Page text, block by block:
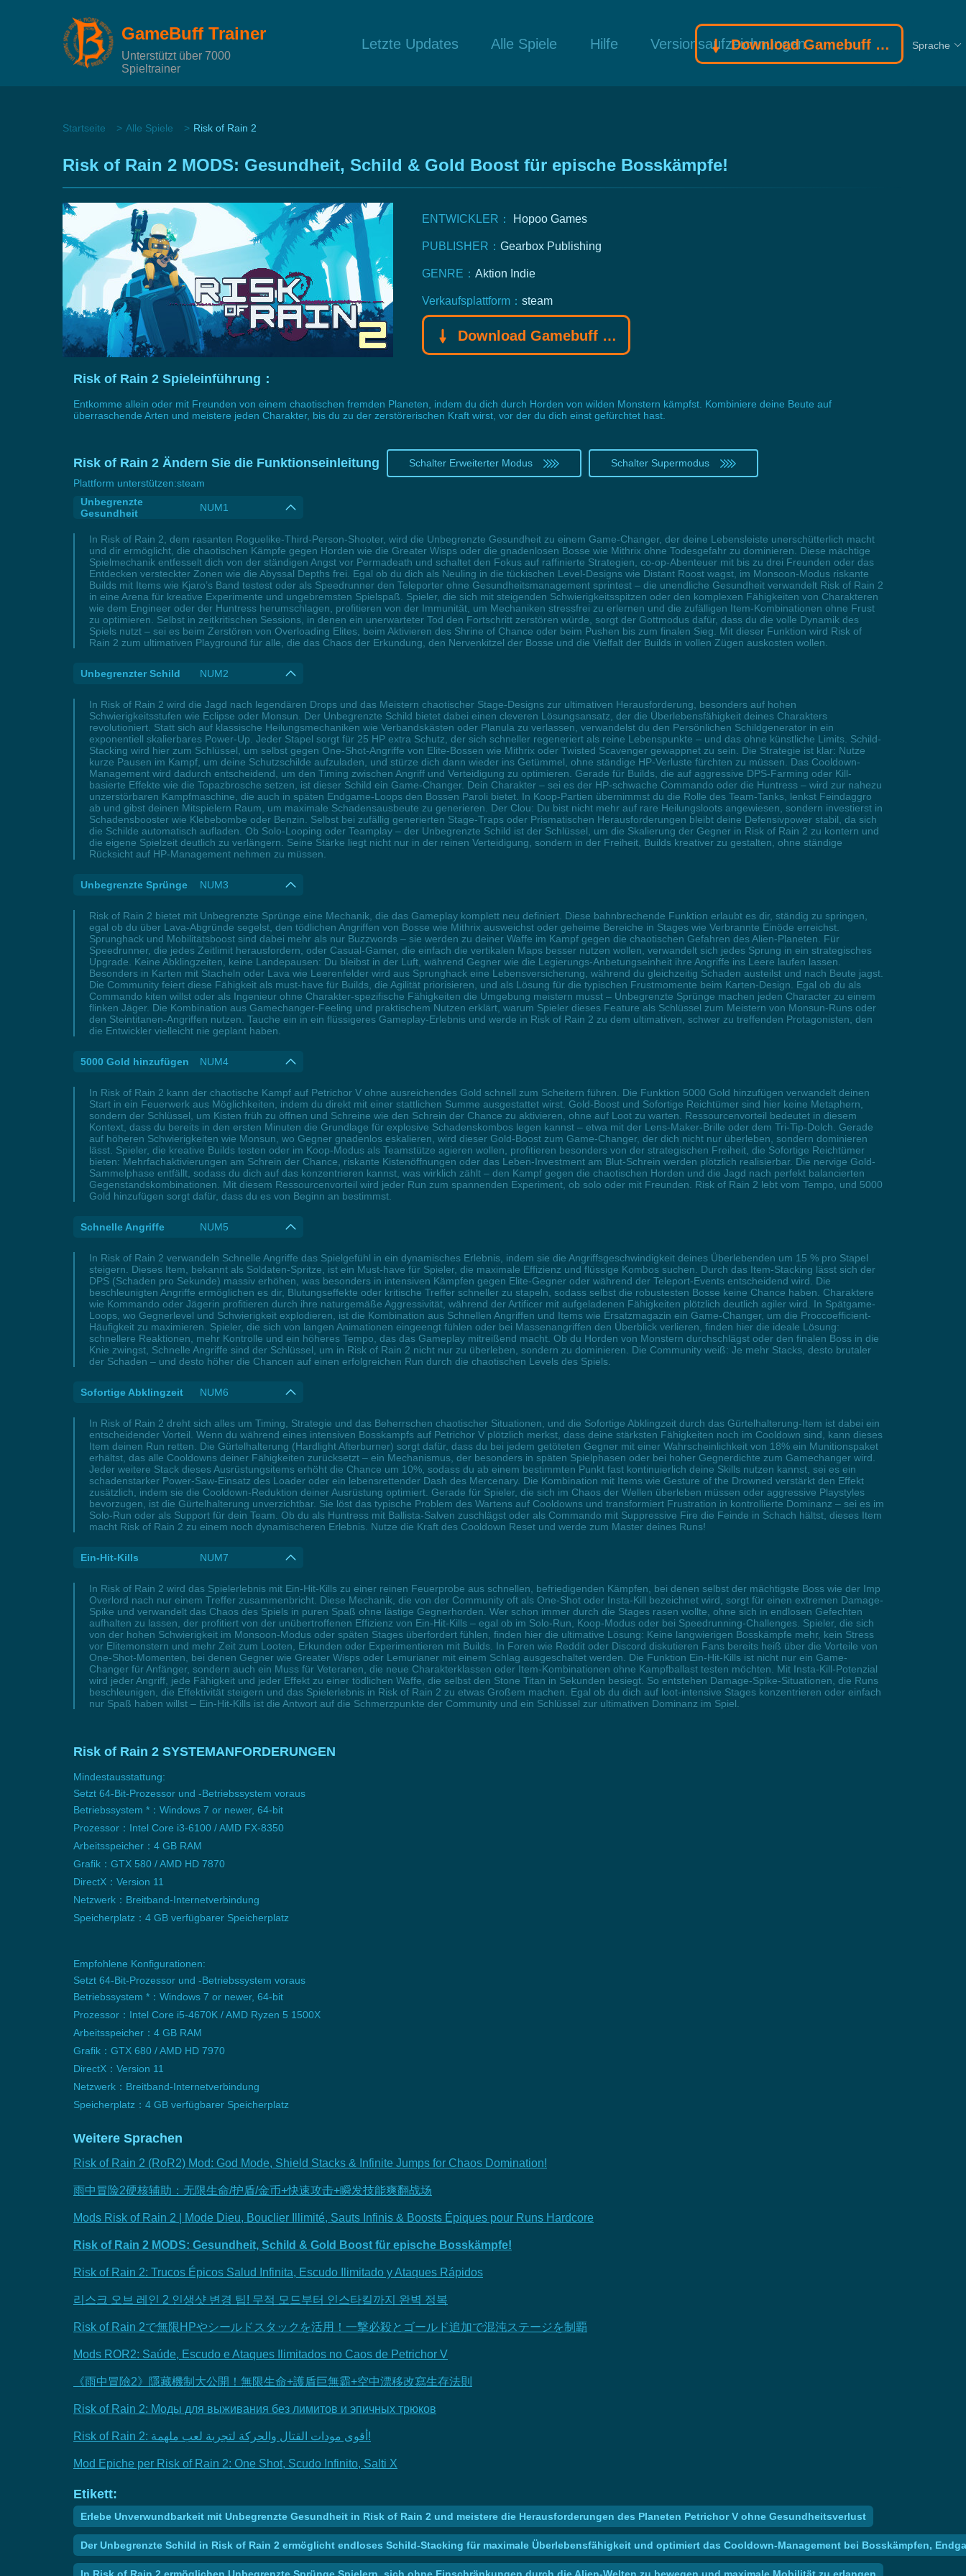
GameBuff Trainer
Unterstützt über 7000
Spieltrainer
Letzte Updates Alle Spiele Hilfe Versionsaufzeichnungen
Download Gamebuff Trainer Sprache
Startseite Alle Spiele Risk of Rain 2
Risk of Rain 2 MODS: Gesundheit, Schild & Gold Boost für epische Bosskämpfe!
ENTWICKLER： Hopoo Games
PUBLISHER： Gearbox Publishing
GENRE： Aktion Indie
Verkaufsplattform： steam
Download Gamebuff Trainer
Risk of Rain 2 Spieleinführung：
Entkomme allein oder mit Freunden von einem chaotischen fremden Planeten, indem du dich durch Horden von wilden Monstern kämpfst. Kombiniere deine Beute auf
überraschende Arten und meistere jeden Charakter, bis du zu der zerstörerischen Kraft wirst, vor der du dich einst gefürchtet hast.
Risk of Rain 2 Ändern Sie die Funktionseinleitung Schalter Erweiterter Modus
Schalter Supermodus
Plattform unterstützen:steam
Unbegrenzte
Gesundheit
NUM1
In Risk of Rain 2, dem rasanten Roguelike-Third-Person-Shooter, wird die Unbegrenzte Gesundheit zu einem Game-Changer, der deine Lebensleiste unerschütterlich macht
und dir ermöglicht, die chaotischen Kämpfe gegen Horden wie die Greater Wisps oder die gnadenlosen Bosse wie Mithrix ohne Todesgefahr zu dominieren. Diese mächtige
Spielmechanik entfesselt dich von der ständigen Angst vor Permadeath und schaltet den Fokus auf raffinierte Strategien, co-op-Abenteuer mit bis zu drei Freunden oder das
Entdecken versteckter Zonen wie die Abyssal Depths frei. Egal ob du dich als Neuling in die tückischen Level-Designs wie Distant Roost wagst, im Monsoon-Modus riskante
Builds mit Items wie Kjaro’s Band testest oder als Speedrunner den Teleporter ohne Gesundheitsmanagement sprintest – die unendliche Gesundheit verwandelt Risk of Rain 2
in eine Arena für kreative Experimente und ungebremsten Spielspaß. Spieler, die sich mit steigenden Schwierigkeitsspitzen oder den komplexen Fähigkeiten von Charakteren
wie dem Engineer oder der Huntress herumschlagen, profitieren von der Immunität, um Mechaniken stressfrei zu erlernen und die zufälligen Item-Kombinationen ohne Frust
zu optimieren. Selbst in zeitkritischen Sessions, in denen ein unerwarteter Tod den Fortschritt zerstören würde, sorgt der Gottmodus dafür, dass du die volle Dynamik des
Spiels nutzt – sei es beim Zerstören von Overloading Elites, beim Aktivieren des Shrine of Chance oder beim Pushen bis zum finalen Sieg. Mit dieser Funktion wird Risk of
Rain 2 zum ultimativen Playground für alle, die das Chaos der Erkundung, den Nervenkitzel der Bosse und die Vielfalt der Builds in vollen Zügen auskosten wollen.
Unbegrenzter Schild NUM2
In Risk of Rain 2 wird die Jagd nach legendären Drops und das Meistern chaotischer Stage-Designs zur ultimativen Herausforderung, besonders auf hohen
Schwierigkeitsstufen wie Eclipse oder Monsun. Der Unbegrenzte Schild bietet dabei einen cleveren Lösungsansatz, der die Überlebensfähigkeit deines Charakters
revolutioniert. Statt sich auf klassische Heilungsmechaniken wie Verbandskästen oder Planula zu verlassen, verwandelst du den Persönlichen Schildgenerator in ein
exponentiell skalierbares Power-Up. Jeder Stapel sorgt für 25 HP extra Schutz, der sich schneller regeneriert als reine Lebenspunkte – und das ohne künstliche Limits. Schild-
Stacking wird hier zum Schlüssel, um selbst gegen One-Shot-Angriffe von Elite-Bossen wie Mithrix oder Twisted Scavenger gewappnet zu sein. Die Strategie ist klar: Nutze
kurze Pausen im Kampf, um deine Schutzschilde aufzuladen, und stürze dich dann wieder ins Getümmel, ohne ständige HP-Verluste fürchten zu müssen. Das Cooldown-
Management wird dadurch entscheidend, um den Timing zwischen Angriff und Verteidigung zu optimieren. Gerade für Builds, die auf aggressive DPS-Farming oder Kill-
basierte Effekte wie die Topazbrosche setzen, ist dieser Schild ein Game-Changer. Dein Charakter – sei es der HP-schwache Commando oder die Huntress – wird zur nahezu
unzerstörbaren Kampfmaschine, die auch in späten Endgame-Loops den Bossen Paroli bietet. In Koop-Partien übernimmst du die Rolle des Team-Tanks, lenkst Feindaggro
ab und gibst deinen Mitspielern Raum, um maximale Schadensausbeute zu generieren. Der Clou: Du bist nicht mehr auf rare Heilungsloots angewiesen, sondern investierst in
Schadensbooster wie Klebebombe oder Benzin. Selbst bei zufällig generierten Stage-Traps oder Prismatischen Herausforderungen bleibt deine Defensivpower stabil, da sich
die Schilde automatisch aufladen. Ob Solo-Looping oder Teamplay – der Unbegrenzte Schild ist der Schlüssel, um die Skalierung der Gegner in Risk of Rain 2 zu kontern und
die eigene Spielzeit deutlich zu verlängern. Seine Stärke liegt nicht nur in der reinen Verteidigung, sondern in der Freiheit, Builds kreativer zu gestalten, ohne ständige
Rücksicht auf HP-Management nehmen zu müssen.
Unbegrenzte Sprünge NUM3
Risk of Rain 2 bietet mit Unbegrenzte Sprünge eine Mechanik, die das Gameplay komplett neu definiert. Diese bahnbrechende Funktion erlaubt es dir, ständig zu springen,
egal ob du über Lava-Abgründe segelst, den tödlichen Angriffen von Bosse wie Mithrix ausweichst oder geheime Bereiche in Stages wie Verbrannte Einöde erreichst.
Sprunghack und Mobilitätsboost sind dabei mehr als nur Buzzwords – sie werden zu deiner Waffe im Kampf gegen die chaotischen Gefahren des Alien-Planeten. Für
Speedrunner, die jedes Zeitlimit herausfordern, oder Casual-Gamer, die einfach die vertikalen Maps besser nutzen wollen, verwandelt sich jedes Sprung in ein strategisches
Upgrade. Keine Abklingzeiten, keine Landepausen: Du bleibst in der Luft, während Gegner wie die Legierungs-Anbetungseinheit ihre Angriffe ins Leere laufen lassen.
Besonders in Karten mit Stacheln oder Lava wie Leerenfelder wird aus Sprunghack eine Lebensversicherung, während du gleichzeitig Schaden austeilst und nach Beute jagst.
Die Community feiert diese Fähigkeit als must-have für Builds, die Agilität priorisieren, und als Lösung für die typischen Frustmomente beim Karten-Design. Egal ob du als
Commando kiten willst oder als Ingenieur ohne Charakter-spezifische Fähigkeiten die Umgebung meistern musst – Unbegrenzte Sprünge machen jeden Character zu einem
flinken Jäger. Die Kombination aus Gamechanger-Feeling und praktischem Nutzen erklärt, warum Spieler dieses Feature als Schlüssel zum Meistern von Monsun-Runs oder
den Steintitanen-Angriffen nutzen. Tauche ein in ein flüssigeres Gameplay-Erlebnis und werde in Risk of Rain 2 zu dem ultimativen, schwer zu treffenden Protagonisten, den
die Entwickler vielleicht nie geplant haben.
5000 Gold hinzufügen NUM4
In Risk of Rain 2 kann der chaotische Kampf auf Petrichor V ohne ausreichendes Gold schnell zum Scheitern führen. Die Funktion 5000 Gold hinzufügen verwandelt deinen
Start in ein Feuerwerk aus Möglichkeiten, indem du direkt mit einer stattlichen Summe ausgestattet wirst. Gold-Boost und Sofortige Reichtümer sind hier keine Metaphern,
sondern der Schlüssel, um Kisten früh zu öffnen und Schreine wie den Schrein der Chance zu aktivieren, ohne auf Loot zu warten. Ressourcenvorteil bedeutet in diesem
Kontext, dass du bereits in den ersten Minuten die Grundlage für explosive Schadenskombos legen kannst – etwa mit der Lens-Maker-Brille oder dem Tri-Tip-Dolch. Gerade
auf höheren Schwierigkeiten wie Monsun, wo Gegner gnadenlos eskalieren, wird dieser Gold-Boost zum Game-Changer, der dich nicht nur überleben, sondern dominieren
lässt. Spieler, die kreative Builds testen oder im Koop-Modus als Teamstütze agieren wollen, profitieren besonders von der strategischen Freiheit, die Sofortige Reichtümer
bieten: Mehrfachaktivierungen am Schrein der Chance, riskante Kistenöffnungen oder das Leben-Investment am Blut-Schrein werden plötzlich realisierbar. Die nervige Gold-
Sammelphase entfällt, sodass du dich auf das konzentrieren kannst, was wirklich zählt – den Kampf gegen die chaotischen Horden und die Jagd nach perfekt balancierten
Gegenstandskombinationen. Mit diesem Ressourcenvorteil wird jeder Run zum spannenden Experiment, ob solo oder mit Freunden. Risk of Rain 2 lebt vom Tempo, und 5000
Gold hinzufügen sorgt dafür, dass du es von Beginn an bestimmst.
Schnelle Angriffe NUM5
In Risk of Rain 2 verwandeln Schnelle Angriffe das Spielgefühl in ein dynamisches Erlebnis, indem sie die Angriffsgeschwindigkeit deines Überlebenden um 15 % pro Stapel
steigern. Dieses Item, bekannt als Soldaten-Spritze, ist ein Must-have für Spieler, die maximale Effizienz und flüssige Kombos suchen. Durch das Item-Stacking lässt sich der
DPS (Schaden pro Sekunde) massiv erhöhen, was besonders in intensiven Kämpfen gegen Elite-Gegner oder während der Teleport-Events entscheidend wird. Die
beschleunigten Angriffe ermöglichen es dir, Blutungseffekte oder kritische Treffer schneller zu stapeln, sodass selbst die robustesten Bosse keine Chance haben. Charaktere
wie Kommando oder Jägerin profitieren durch ihre naturgemäße Aggressivität, während der Artificer mit aufgeladenen Fähigkeiten plötzlich deutlich agiler wird. In Spätgame-
Loops, wo Gegnerlevel und Schwierigkeit explodieren, ist die Kombination aus Schnellen Angriffen und Items wie Ersatzmagazin ein Game-Changer, um die Proccoefficient-
Häufigkeit zu maximieren. Spieler, die sich von langen Animationen eingeengt fühlen oder bei Massenangriffen den Überblick verlieren, finden hier die ideale Lösung:
schnellere Reaktionen, mehr Kontrolle und ein höheres Tempo, das das Gameplay mitreißend macht. Ob du Horden von Monstern durchschlägst oder den finalen Boss in die
Knie zwingst, Schnelle Angriffe sind der Schlüssel, um in Risk of Rain 2 nicht nur zu überleben, sondern zu dominieren. Die Community weiß: Je mehr Stacks, desto brutaler
der Schaden – und desto höher die Chancen auf einen erfolgreichen Run durch die chaotischen Levels des Spiels.
Sofortige Abklingzeit NUM6
In Risk of Rain 2 dreht sich alles um Timing, Strategie und das Beherrschen chaotischer Situationen, und die Sofortige Abklingzeit durch das Gürtelhalterung-Item ist dabei ein
entscheidender Vorteil. Wenn du während eines intensiven Bosskampfs auf Petrichor V plötzlich merkst, dass deine stärksten Fähigkeiten noch im Cooldown sind, kann dieses
Item deinen Run retten. Die Gürtelhalterung (Hardlight Afterburner) sorgt dafür, dass du bei jedem getöteten Gegner mit einer Wahrscheinlichkeit von 18% ein Munitionspaket
erhältst, das alle Cooldowns deiner Fähigkeiten zurücksetzt – ein Mechanismus, der besonders in späten Spielphasen oder bei hoher Gegnerdichte zum Gamechanger wird.
Jeder weitere Stack dieses Ausrüstungsitems erhöht die Chance um 10%, sodass du ab einem bestimmten Punkt fast kontinuierlich deine Skills nutzen kannst, sei es ein
schadenstarker Power-Saw-Einsatz des Loader oder ein lebensrettender Dash des Mercenary. Die Kombination mit Items wie Gesture of the Drowned verstärkt den Effekt
zusätzlich, indem sie die Cooldown-Reduktion deiner Ausrüstung optimiert. Gerade für Spieler, die sich im Chaos der Wellen überleben müssen oder aggressive Playstyles
bevorzugen, ist die Gürtelhalterung unverzichtbar. Sie löst das typische Problem des Wartens auf Cooldowns und transformiert Frustration in kontrollierte Dominanz – sei es im
Solo-Run oder als Support für dein Team. Ob du als Huntress mit Ballista-Salven zuschlägst oder als Commando mit Suppressive Fire die Feinde in Schach hältst, dieses Item
macht Risk of Rain 2 zu einem noch dynamischeren Erlebnis. Nutze die Kraft des Cooldown Reset und werde zum Master deines Runs!
Ein-Hit-Kills NUM7
In Risk of Rain 2 wird das Spielerlebnis mit Ein-Hit-Kills zu einer reinen Feuerprobe aus schnellen, befriedigenden Kämpfen, bei denen selbst der mächtigste Boss wie der Imp
Overlord nach nur einem Treffer zusammenbricht. Diese Mechanik, die von der Community oft als One-Shot oder Insta-Kill bezeichnet wird, sorgt für einen extremen Damage-
Spike und verwandelt das Chaos des Spiels in puren Spaß ohne lästige Gegnerhorden. Wer schon immer durch die Stages rasen wollte, ohne sich in endlosen Gefechten
aufhalten zu lassen, der profitiert von der unübertroffenen Effizienz von Ein-Hit-Kills – egal ob im Solo-Run, Koop-Modus oder bei Speedrunning-Challenges. Spieler, die sich
von der hohen Schwierigkeit im Monsoon-Modus oder späten Stages überfordert fühlen, finden hier die ultimative Lösung: Keine langwierigen Bosskämpfe mehr, kein Stress
vor Elitemonstern und mehr Zeit zum Looten, Erkunden oder Experimentieren mit Builds. In Foren wie Reddit oder Discord diskutieren Fans bereits heiß über die Vorteile von
One-Shot-Momenten, bei denen Gegner wie Greater Wisps oder Lemurianer mit einem Schlag ausgeschaltet werden. Die Funktion Ein-Hit-Kills ist nicht nur ein Game-
Changer für Anfänger, sondern auch ein Muss für Veteranen, die neue Charakterklassen oder Item-Kombinationen ohne Kampfballast testen möchten. Mit Insta-Kill-Potenzial
wird jeder Angriff, jede Fähigkeit und jeder Effekt zu einer tödlichen Waffe, die selbst den Stone Titan in Sekunden besiegt. So entstehen Damage-Spike-Situationen, die Runs
beschleunigen, die Effektivität steigern und das Spielerlebnis in Risk of Rain 2 zu etwas Großem machen. Egal ob du dich auf loot-intensive Stages konzentrieren oder einfach
nur Spaß haben willst – Ein-Hit-Kills ist die Antwort auf die Schmerzpunkte der Community und ein Schlüssel zur ultimativen Dominanz im Spiel.
Risk of Rain 2 SYSTEMANFORDERUNGEN
Mindestausstattung:
Setzt 64-Bit-Prozessor und -Betriebssystem voraus
Betriebssystem *：Windows 7 or newer, 64-bit
Prozessor：Intel Core i3-6100 / AMD FX-8350
Arbeitsspeicher：4 GB RAM
Grafik：GTX 580 / AMD HD 7870
DirectX：Version 11
Netzwerk：Breitband-Internetverbindung
Speicherplatz：4 GB verfügbarer Speicherplatz
Empfohlene Konfigurationen:
Setzt 64-Bit-Prozessor und -Betriebssystem voraus
Betriebssystem *：Windows 7 or newer, 64-bit
Prozessor：Intel Core i5-4670K / AMD Ryzen 5 1500X
Arbeitsspeicher：4 GB RAM
Grafik：GTX 680 / AMD HD 7970
DirectX：Version 11
Netzwerk：Breitband-Internetverbindung
Speicherplatz：4 GB verfügbarer Speicherplatz
Weitere Sprachen
Risk of Rain 2 (RoR2) Mod: God Mode, Shield Stacks & Infinite Jumps for Chaos Domination!
雨中冒险2硬核辅助：无限生命/护盾/金币+快速攻击+瞬发技能爽翻战场
Mods Risk of Rain 2 | Mode Dieu, Bouclier Illimité, Sauts Infinis & Boosts Épiques pour Runs Hardcore
Risk of Rain 2 MODS: Gesundheit, Schild & Gold Boost für epische Bosskämpfe!
Risk of Rain 2: Trucos Épicos Salud Infinita, Escudo Ilimitado y Ataques Rápidos
리스크 오브 레인 2 인생샷 변경 팁! 무적 모드부터 인스타킬까지 완벽 정복
Risk of Rain 2で無限HPやシールドスタックを活用！一撃必殺とゴールド追加で混沌ステージを制覇
Mods ROR2: Saúde, Escudo e Ataques Ilimitados no Caos de Petrichor V
《雨中冒險2》隱藏機制大公開！無限生命+護盾巨無霸+空中漂移改寫生存法則
Risk of Rain 2: Моды для выживания без лимитов и эпичных трюков
Risk of Rain 2: أقوى مودات القتال والحركة لتجربة لعب ملهمة!
Mod Epiche per Risk of Rain 2: One Shot, Scudo Infinito, Salti X
Etikett:
Erlebe Unverwundbarkeit mit Unbegrenzte Gesundheit in Risk of Rain 2 und meistere die Herausforderungen des Planeten Petrichor V ohne Gesundheitsverlust
Der Unbegrenzte Schild in Risk of Rain 2 ermöglicht endloses Schild-Stacking für maximale Überlebensfähigkeit und optimiert das Cooldown-Management bei Bosskämpfen,